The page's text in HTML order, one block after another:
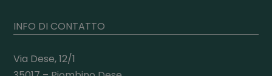
INFO DI CONTATTO
Via Dese, 12/1